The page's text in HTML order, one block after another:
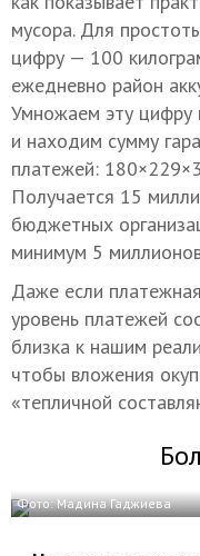
мусора. Для
цифру — 100
ежедневно район
Умножаем эту цифру
и находим сумму
платежей:
Получается 15
бюджетных
минимум 5
Даже если
уровень платежей
близка к нашим
чтобы вложения
«тепличной
Фото: Мадина Гаджиева